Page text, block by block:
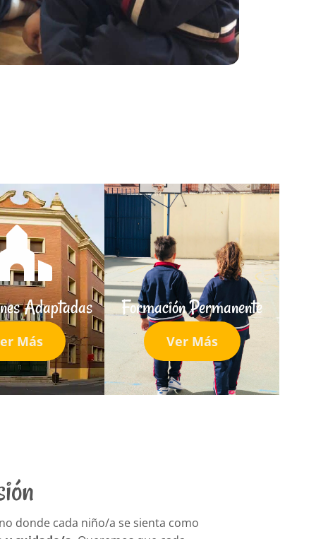
Adaptadas
Más
Formación Permanente
Ver Más
donde cada niño/a se sienta como